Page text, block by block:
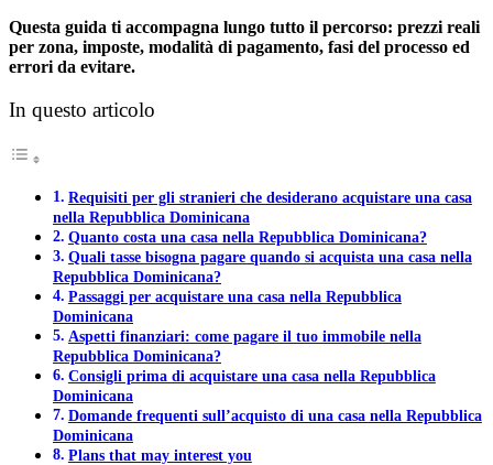
Questa guida ti accompagna lungo tutto il percorso: prezzi reali
per zona, imposte, modalità di pagamento, fasi del processo ed
errori da evitare.
In questo articolo
Requisiti per gli stranieri che desiderano acquistare una casa
nella Repubblica Dominicana
Quanto costa una casa nella Repubblica Dominicana?
Quali tasse bisogna pagare quando si acquista una casa nella
Repubblica Dominicana?
Passaggi per acquistare una casa nella Repubblica
Dominicana
Aspetti finanziari: come pagare il tuo immobile nella
Repubblica Dominicana?
Consigli prima di acquistare una casa nella Repubblica
Dominicana
Domande frequenti sull’acquisto di una casa nella Repubblica
Dominicana
Plans that may interest you